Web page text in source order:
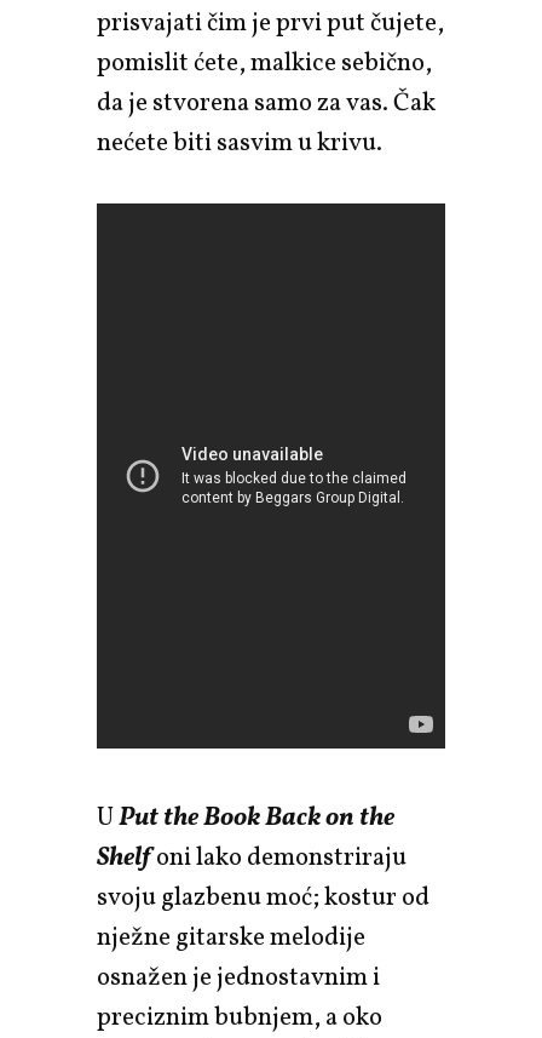
prisvajati čim je prvi put čujete,
pomislit ćete, malkice sebično,
da je stvorena samo za vas. Čak
nećete biti sasvim u krivu.
UPut the Book Back on the
Shelfoni lako demonstriraju
svoju glazbenu moć; kostur od
nježne gitarske melodije
osnažen je jednostavnim i
preciznim bubnjem, a oko